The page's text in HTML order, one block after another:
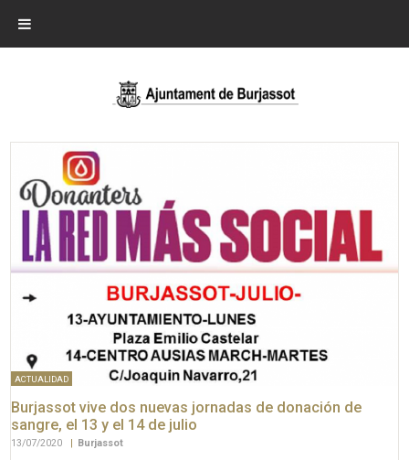
ACTUALIDAD
Burjassot vive dos nuevas jornadas de donación de
sangre, el 13 y el 14 de julio
13/07/2020 Burjassot